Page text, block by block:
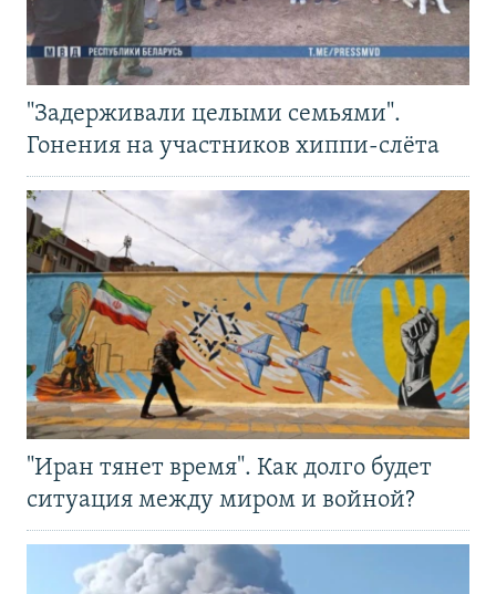
"Задерживали целыми семьями".
Гонения на участников хиппи-слёта
"Иран тянет время". Как долго будет
ситуация между миром и войной?